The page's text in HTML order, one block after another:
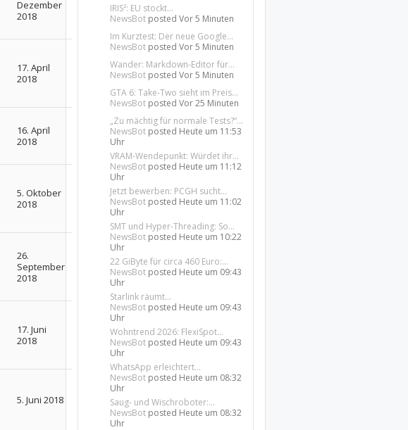
Dezember
2018
17. April
2018
16. April
2018
5. Oktober
2018
26.
September
2018
17. Juni
2018
5. Juni 2018
IRIS²: EU stockt...
NewsBot postedVor 5 Minuten
Im Kurztest: Der neue Google...
NewsBot postedVor 5 Minuten
Wander: Markdown-Editor für...
NewsBot postedVor 5 Minuten
GTA 6: Take-Two sieht im Preis...
NewsBot postedVor 25 Minuten
„Zu mächtig für normale Tests?“...
NewsBot posted Heute um 11:53
Uhr
VRAM-Wendepunkt: Würdet ihr...
NewsBot posted Heute um 11:12
Uhr
Jetzt bewerben: PCGH sucht...
NewsBot posted Heute um 11:02
Uhr
SMT und Hyper-Threading: So...
NewsBot posted Heute um 10:22
Uhr
22 GiByte für circa 460 Euro:...
NewsBot posted Heute um 09:43
Uhr
Starlink räumt...
NewsBot posted Heute um 09:43
Uhr
Wohntrend 2026: FlexiSpot...
NewsBot posted Heute um 09:43
Uhr
WhatsApp erleichtert...
NewsBot posted Heute um 08:32
Uhr
Saug- und Wischroboter:...
NewsBot posted Heute um 08:32
Uhr